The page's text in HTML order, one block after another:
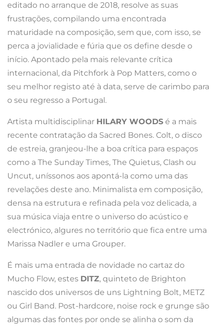
editado no arranque de 2018, resolve as suas
frustrações, compilando uma encontrada
maturidade na composição, sem que, com isso, se
perca a jovialidade e fúria que os define desde o
início. Apontado pela mais relevante crítica
internacional, da Pitchfork à Pop Matters, como o
seu melhor registo até à data, serve de carimbo para
o seu regresso a Portugal.
Artista multidisciplinar HILARY WOODS é a mais
recente contratação da Sacred Bones. Colt, o disco
de estreia, granjeou-lhe a boa crítica para espaços
como a The Sunday Times, The Quietus, Clash ou
Uncut, uníssonos aos apontá-la como uma das
revelações deste ano. Minimalista em composição,
densa na estrutura e refinada pela voz delicada, a
sua música viaja entre o universo do acústico e
electrónico, algures no território que fica entre uma
Marissa Nadler e uma Grouper.
É mais uma entrada de novidade no cartaz do
Mucho Flow, estes DITZ, quinteto de Brighton
nascido dos universos de uns Lightning Bolt, METZ
ou Girl Band. Post-hardcore, noise rock e grunge são
algumas das fontes por onde se alinha o som da